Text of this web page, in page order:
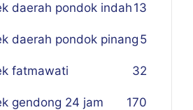
daerah pondok indah 13
daerah pondok pinang 5
fatmawati 32
gendong 24 jam 170